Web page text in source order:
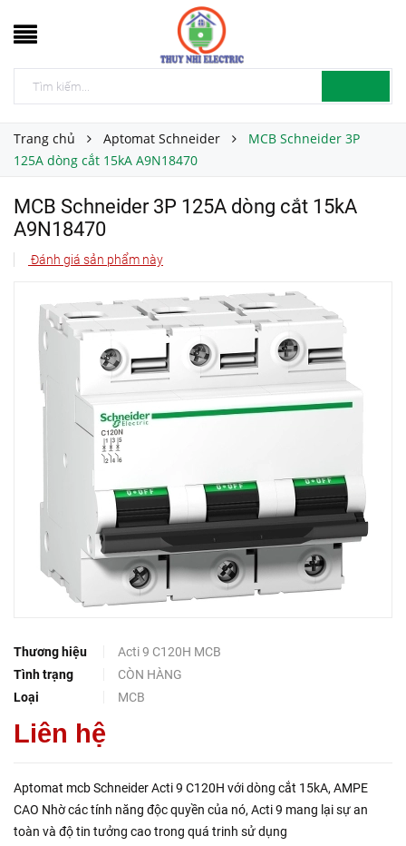
Trang chủ Aptomat Schneider
MCB Schneider 3P
125A dòng cắt 15kA A9N18470
MCB Schneider 3P 125A dòng cắt 15kA
A9N18470
Đánh giá sản phẩm này
Thương hiệu
Acti 9 C120H MCB
Tình trạng
CÒN HÀNG
Loại
MCB
Liên hệ
Aptomat mcb Schneider Acti 9 C120H với dòng cắt 15kA, AMPE
CAO Nhờ các tính năng độc quyền của nó, Acti 9 mang lại sự an
toàn và độ tin tưởng cao trong quá trinh sử dụng